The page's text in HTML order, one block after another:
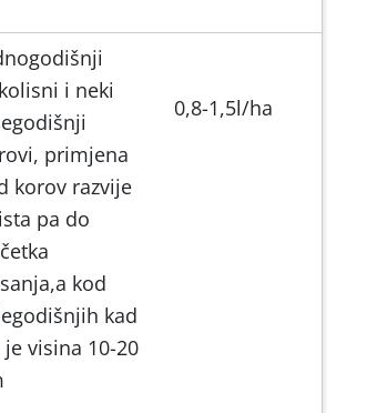
i neki
primjena
korov razvije
pa do
kod
kad
visina 10-20
0,8-1,5l/ha